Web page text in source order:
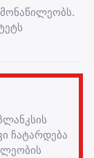
ჩატარდება